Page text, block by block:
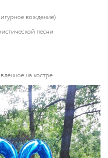
вождение)
песни
на костре.